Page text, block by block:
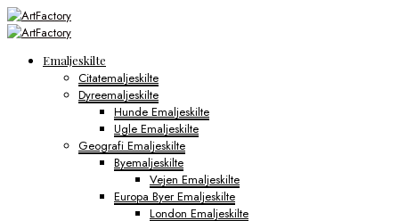
Emaljeskilte
Citatemaljeskilte
Dyreemaljeskilte
Hunde Emaljeskilte
Ugle Emaljeskilte
Geografi Emaljeskilte
Byemaljeskilte
Vejen Emaljeskilte
Europa Byer Emaljeskilte
London Emaljeskilte